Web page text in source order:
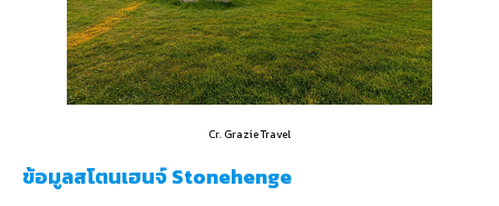
Cr. Grazie Travel
ข้อมูลสโตนเฮนจ์ Stonehenge